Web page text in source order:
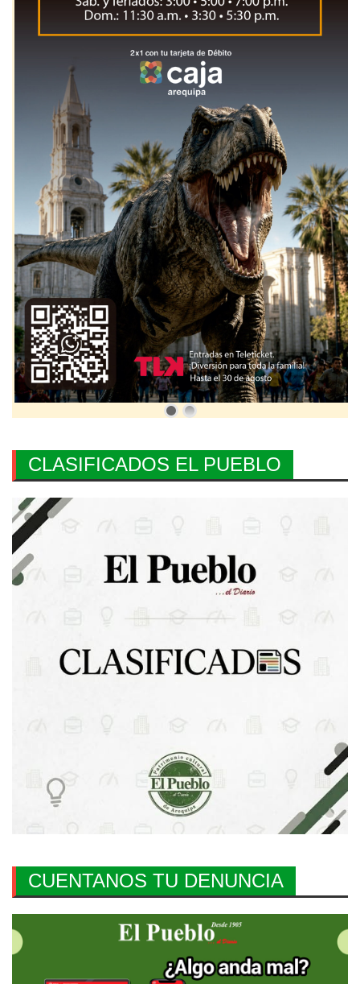
CLASIFICADOS EL PUEBLO
CUENTANOS TU DENUNCIA